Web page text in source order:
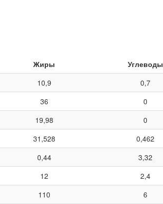
Жиры Углеводы
10,9 0,7
36 0
19,98 0
31,528 0,462
0,44 3,32
12 2,4
110 6